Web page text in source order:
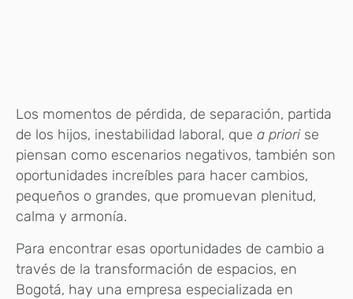
Los momentos de pérdida, de separación, partida
de los hijos, inestabilidad laboral, que a priorise
piensan como escenarios negativos, también son
oportunidades increíbles para hacer cambios,
pequeños o grandes, que promuevan plenitud,
calma y armonía.
Para encontrar esas oportunidades de cambio a
través de la transformación de espacios, en
Bogotá, hay una empresa especializada en